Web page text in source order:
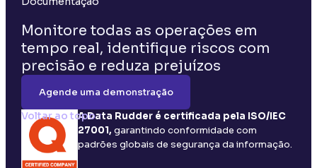
Monitore todas as operações em
tempo real, identifique riscos com
precisão e reduza prejuízos
Agende uma demonstração
A Data Rudder é certificada pela ISO/IEC
27001, garantindo conformidade com
padrões globais de segurança da informação.
Voltar ao topo ↑